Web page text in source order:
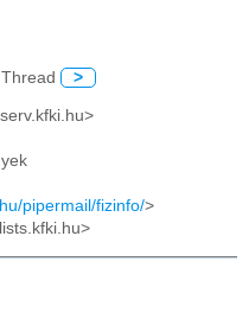
Thread >
pipermail/fizinfo/>